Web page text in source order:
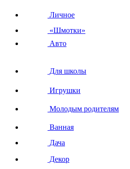
Личное
«Шмотки»
Авто
Для школы
Игрушки
Молодым родителям
Ванная
Дача
Декор